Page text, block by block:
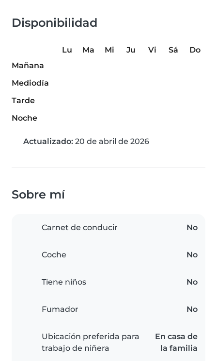
Disponibilidad
Lu Ma Mi Ju Vi Sá
Do
Mañana
Mediodía
Tarde
Noche
Actualizado: 20 de abril de 2026
Sobre mí
Carnet de conducir No
Coche No
Tiene niños No
Fumador No
Ubicación preferida para
trabajo de niñera
En casa de
la familia